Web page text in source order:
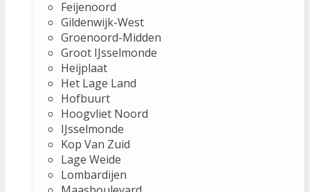
Feijenoord
Gildenwijk-West
Groenoord-Midden
Groot IJsselmonde
Heijplaat
Het Lage Land
Hofbuurt
Hoogvliet Noord
IJsselmonde
Kop Van Zuid
Lage Weide
Lombardijen